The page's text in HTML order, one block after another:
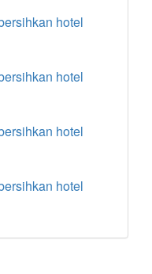
hotel
hotel
hotel
hotel